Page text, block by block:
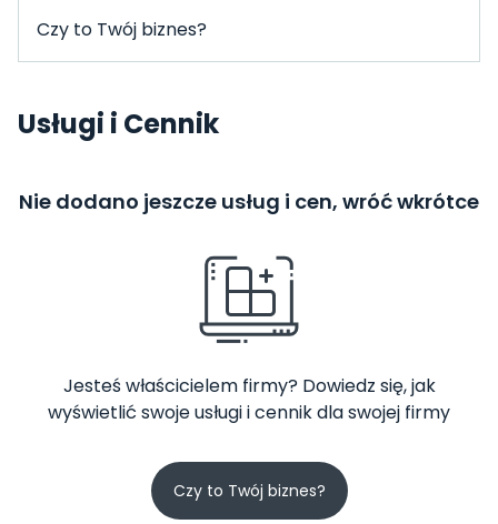
Czy to Twój biznes?
Usługi i Cennik
Nie dodano jeszcze usług i cen, wróć wkrótce
Jesteś właścicielem firmy? Dowiedz się, jak
wyświetlić swoje usługi i cennik dla swojej firmy
Czy to Twój biznes?